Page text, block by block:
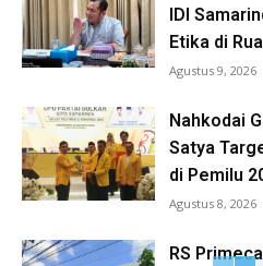
IDI
Etika di
Agustus 9, 2026
Nahkodai
Satya
di Pemilu
Agustus 8, 2026
RS